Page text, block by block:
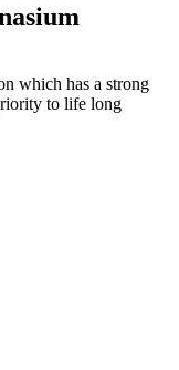
which has a strong
to life long